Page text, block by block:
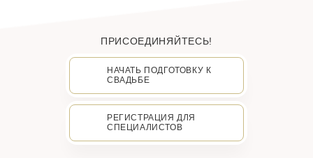
ПРИСОЕДИНЯЙТЕСЬ!
НАЧАТЬ ПОДГОТОВКУ К
СВАДЬБЕ
РЕГИСТРАЦИЯ ДЛЯ
СПЕЦИАЛИСТОВ